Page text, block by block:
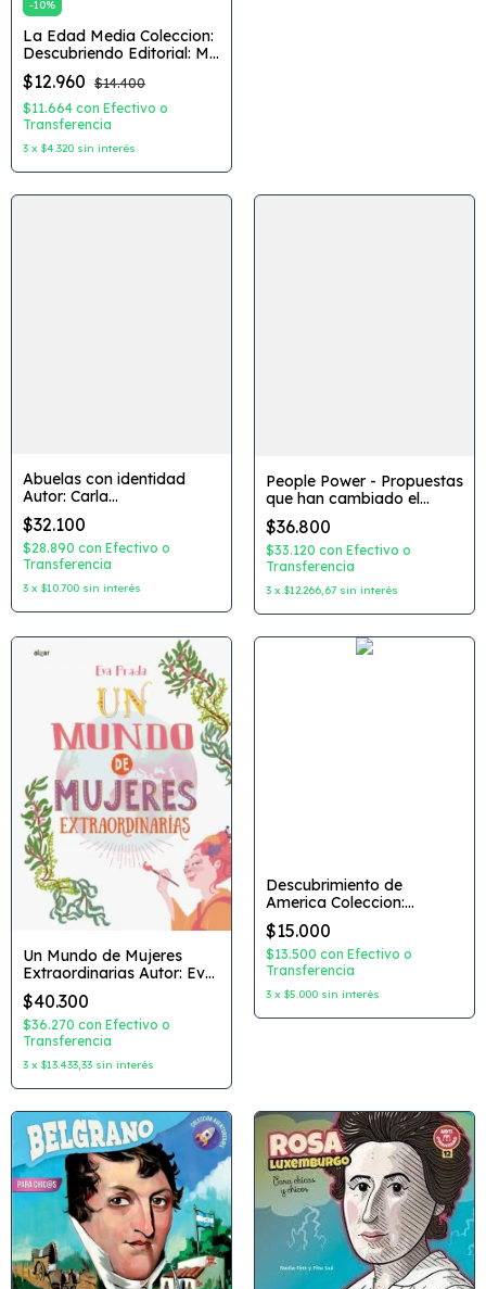
-10%
La Edad Media Coleccion:
Descubriendo Editorial: M4
Editorial
$12.960 $14.400
$11.664 con Efectivo o
Transferencia
3 x $4.320 sin interés
Abuelas con identidad
Autor: Carla
Baredes/Ileana Loterztain
Dibujante: Eleonora Arroyo
Editorial: Ediciones
Iamique
$32.100
$28.890 con Efectivo o
Transferencia
3 x $10.700 sin interés
People Power - Propuestas
que han cambiado el
mundo Coleccion: Club del
PequeÃ±o Activista Autor:
Rebecca June Dibujante:
Ximo AbadÃ­a Editorial:
Zahari
$36.800
$33.120 con Efectivo o
Transferencia
3 x $12.266,67 sin interés
Un Mundo de Mujeres
Extraordinarias Autor: Eva
Prada Editorial: Algar
$40.300
$36.270 con Efectivo o
Transferencia
3 x $13.433,33 sin interés
Descubrimiento de
America Coleccion:
Aventureros Editorial:
Sudestada
$15.000
$13.500 con Efectivo o
Transferencia
3 x $5.000 sin interés